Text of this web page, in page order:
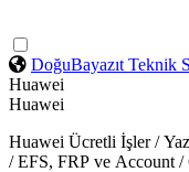
DoğuBayazıt Teknik
Huawei
Huawei
Huawei Ücretli İşler /
/ EFS, FRP ve Account /